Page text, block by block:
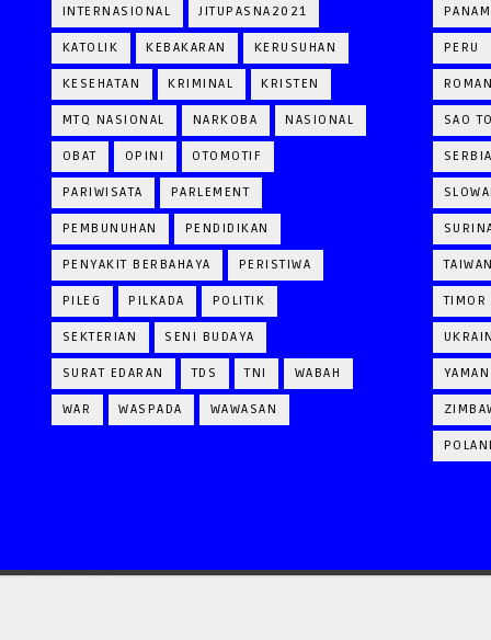
INTERNASIONAL JITUPASNA2021
KATOLIK KEBAKARAN KERUSUHAN
KESEHATAN KRIMINAL KRISTEN
MTQ NASIONAL NARKOBA NASIONAL
OBAT OPINI OTOMOTIF
PARIWISATA PARLEMENT
PEMBUNUHAN PENDIDIKAN
PENYAKIT BERBAHAYA PERISTIWA
PILEG PILKADA POLITIK
SEKTERIAN SENI BUDAYA
SURAT EDARAN TDS TNI WABAH
WAR WASPADA WAWASAN
PERU
SAO
TIMOR
YAMAN